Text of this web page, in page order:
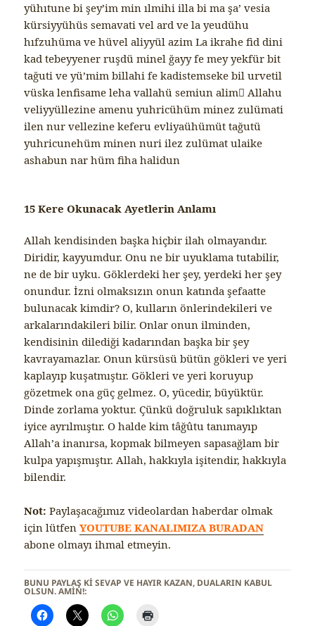
yühıtune bi şey’im min ılmihi illa bi ma şa’ vesia
kürsiyyühüs semavati vel ard ve la yeudühu
hıfzuhüma ve hüvel aliyyül azim La ikrahe fid dini
kad tebeyyener ruşdü minel ğayy fe mey yekfür bit
tağuti ve yü’mim billahi fe kadistemseke bil urvetil
vüska lenfisame leha vallahü semiun alim ُAllahu
veliyyüllezine amenu yuhricühüm minez zulümati
ilen nur vellezine keferu evliyaühümüt tağutü
yuhricunehüm minen nuri ilez zulümat ulaike
ashabun nar hüm fiha halidun
15 Kere Okunacak Ayetlerin Anlamı
Allah kendisinden başka hiçbir ilah olmayandır.
Diridir, kayyumdur. Onu ne bir uyuklama tutabilir,
ne de bir uyku. Göklerdeki her şey, yerdeki her şey
onundur. İzni olmaksızın onun katında şefaatte
bulunacak kimdir? O, kulların önlerindekileri ve
arkalarındakileri bilir. Onlar onun ilminden,
kendisinin dilediği kadarından başka bir şey
kavrayamazlar. Onun kürsüsü bütün gökleri ve yeri
kaplayıp kuşatmıştır. Gökleri ve yeri koruyup
gözetmek ona güç gelmez. O, yücedir, büyüktür.
Dinde zorlama yoktur. Çünkü doğruluk sapıklıktan
iyice ayrılmıştır. O halde kim tâğûtu tanımayıp
Allah’a inanırsa, kopmak bilmeyen sapasağlam bir
kulpa yapışmıştır. Allah, hakkıyla işitendir, hakkıyla
bilendir.
Not: Paylaşacağımız videolardan haberdar olmak
için lütfenYOUTUBE KANALIMIZA BURADAN
abone olmayı ihmal etmeyin.
BUNU PAYLAŞ KI SEVAP VE HAYIR KAZAN, DUALARIN KABUL
OLSUN. AMİN!: